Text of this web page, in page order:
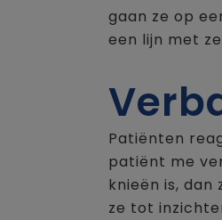
gaan ze op
een lijn met
Patiënten
patiënt me
knieën is, dan
ze tot